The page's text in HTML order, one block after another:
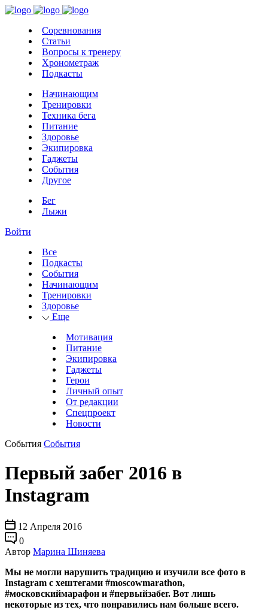
Соревнования
Статьи
Вопросы к тренеру
Хронометраж
Подкасты
Начинающим
Тренировки
Техника бега
Питание
Здоровье
Экипировка
Гаджеты
События
Другое
Бег
Лыжи
Войти
Все
Подкасты
События
Начинающим
Тренировки
Здоровье
Еще
Мотивация
Питание
Экипировка
Гаджеты
Герои
Личный опыт
От редакции
Спецпроект
Новости
События События
Первый забег 2016 в
Instagram
12 Апреля 2016
0
Автор Марина Шиняева
Мы не могли нарушить традицию и изучили все фото в
Instagram с хештегами #moscowmarathon,
#московскиймарафон и #первыйзабег. Вот лишь
некоторые из тех, что понравились нам больше всего.